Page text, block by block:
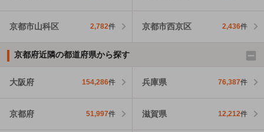
京都市山科区 2,782件 京都市西京区 2,436件
京都府近隣の都道府県から探す
大阪府 154,286件 兵庫県 76,387件
京都府 51,997件 滋賀県 12,212件